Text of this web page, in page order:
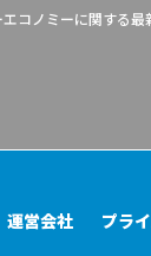
コノミーに関する最
運営会社 プラ